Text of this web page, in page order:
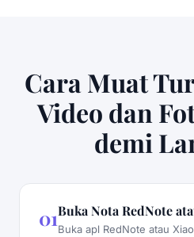
Cara Muat
Video dan
demi
01Buka Nota RedNote
Buka apl RedNote atau